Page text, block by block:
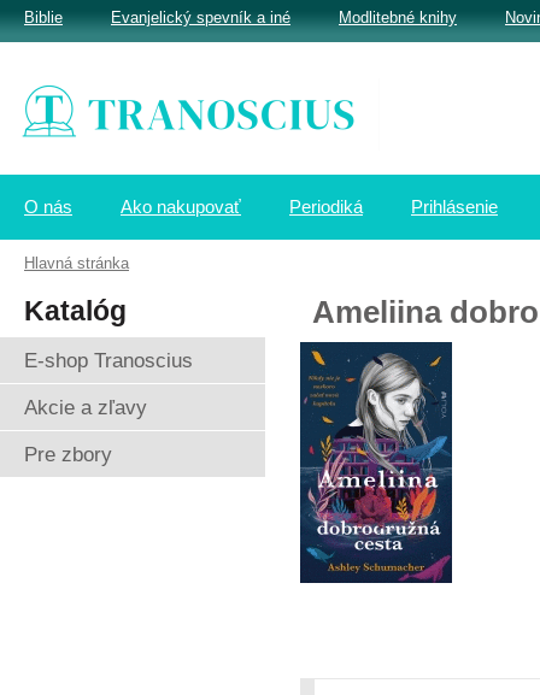
O nás Ako nakupovať Periodiká Prihlásenie
Ameliina
Katalóg
E-shop Tranoscius
Akcie a zľavy
Pre zbory
Biblie Evanjelický spevník a iné Modlitebné knihy
Hlavná stránka